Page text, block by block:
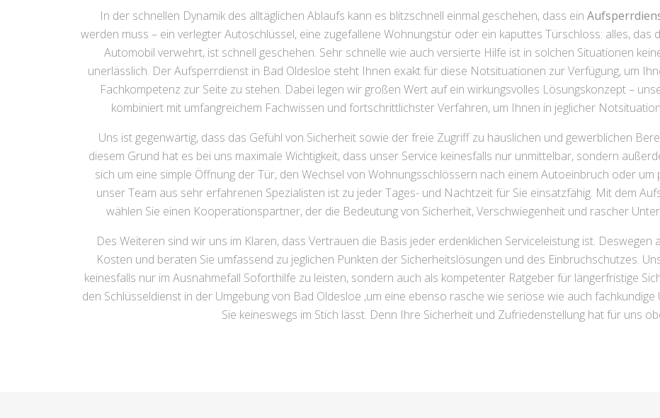
In der schnellen Dynamik des alltäglichen Ablaufs kann es blitzschnell einmal geschehen, dass ein
werden muss – ein verlegter Autoschlüssel, eine zugefallene Wohnungstür oder ein kaputtes Türschloss: alles,
Automobil verwehrt, ist schnell geschehen. Sehr schnelle wie auch versierte Hilfe ist in solchen Situationen
unerlässlich. Der Aufsperrdienst in Bad Oldesloe steht Ihnen exakt für diese Notsituationen zur Verfügung, um
Fachkompetenz zur Seite zu stehen. Dabei legen wir großen Wert auf ein wirkungsvolles Lösungskonzept –
kombiniert mit umfangreichem Fachwissen und fortschrittlichster Verfahren, um Ihnen in jeglicher
Uns ist gegenwärtig, dass das Gefühl von Sicherheit sowie der freie Zugriff zu häuslichen und gewerblichen
diesem Grund hat es bei uns maximale Wichtigkeit, dass unser Service keinesfalls nur unmittelbar, sondern
sich um eine simple Öffnung der Tür, den Wechsel von Wohnungsschlössern nach einem Autoeinbruch oder
unser Team aus sehr erfahrenen Spezialisten ist zu jeder Tages- und Nachtzeit für Sie einsatzfähig. Mit dem
wählen Sie einen Kooperationspartner, der die Bedeutung von Sicherheit, Verschwiegenheit und rascher
Des Weiteren sind wir uns im Klaren, dass Vertrauen die Basis jeder erdenklichen Serviceleistung ist.
Kosten und beraten Sie umfassend zu jeglichen Punkten der Sicherheitslösungen und des Einbruchschutzes.
keinesfalls nur im Ausnahmefall Soforthilfe zu leisten, sondern auch als kompetenter Ratgeber für längerfristige
den Schlüsseldienst in der Umgebung von Bad Oldesloe ,um eine ebenso rasche wie seriöse wie auch
Sie keineswegs im Stich lässt. Denn Ihre Sicherheit und Zufriedenstellung hat für uns